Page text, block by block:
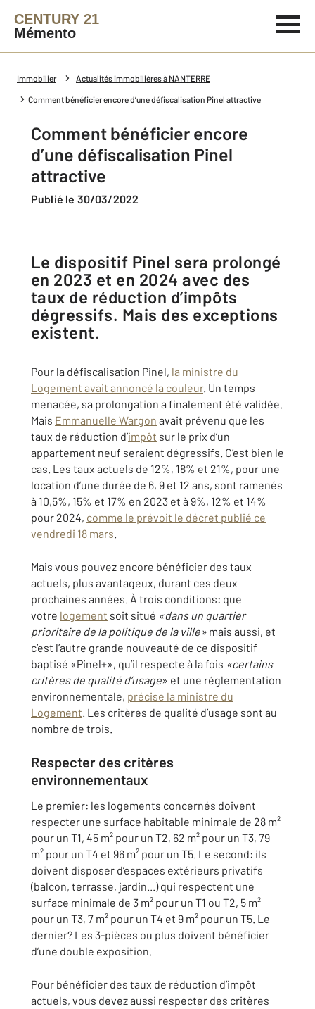
CENTURY 21
Mémento
Immobilier Actualités immobilières à NANTERRE
Comment bénéficier encore d’une défiscalisation Pinel attractive
Comment bénéficier encore
d’une défiscalisation Pinel
attractive
Publié le 30/03/2022
Le dispositif Pinel sera prolongé
en 2023 et en 2024 avec des
taux de réduction d’impôts
dégressifs. Mais des exceptions
existent.
Pour la défiscalisation Pinel, la ministre du
Logement avait annoncé la couleur. Un temps
menacée, sa prolongation a finalement été validée.
Mais Emmanuelle Wargon avait prévenu que les
taux de réduction d’impôt sur le prix d’un
appartement neuf seraient dégressifs. C’est bien le
cas. Les taux actuels de 12%, 18% et 21%, pour une
location d’une durée de 6, 9 et 12 ans, sont ramenés
à 10,5%, 15% et 17% en 2023 et à 9%, 12% et 14%
pour 2024, comme le prévoit le décret publié ce
vendredi 18 mars.
Mais vous pouvez encore bénéficier des taux
actuels, plus avantageux, durant ces deux
prochaines années. À trois conditions: que
votre logement soit situé «dans un quartier
prioritaire de la politique de la ville» mais aussi, et
c’est l’autre grande nouveauté de ce dispositif
baptisé «Pinel+», qu’il respecte à la fois «certains
critères de qualité d’usage» et une réglementation
environnementale, précise la ministre du
Logement. Les critères de qualité d’usage sont au
nombre de trois.
Respecter des critères
environnementaux
Le premier: les logements concernés doivent
respecter une surface habitable minimale de 28 m²
pour un T1, 45 m² pour un T2, 62 m² pour un T3, 79
m² pour un T4 et 96 m² pour un T5. Le second: ils
doivent disposer d’espaces extérieurs privatifs
(balcon, terrasse, jardin...) qui respectent une
surface minimale de 3 m² pour un T1 ou T2, 5 m²
pour un T3, 7 m² pour un T4 et 9 m² pour un T5. Le
dernier? Les 3-pièces ou plus doivent bénéficier
d’une double exposition.
Pour bénéficier des taux de réduction d’impôt
actuels, vous devez aussi respecter des critères